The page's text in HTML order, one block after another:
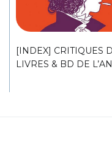
[INDEX] CRITIQUES
LIVRES & BD DE